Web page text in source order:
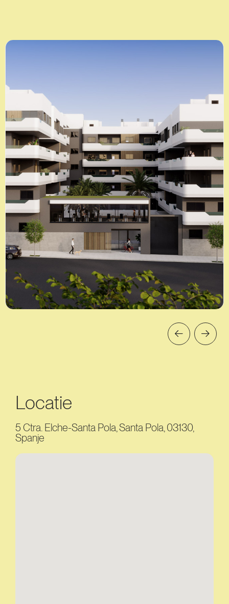
Locatie
5 Ctra. Elche-Santa Pola, Santa Pola, 03130,
Spanje